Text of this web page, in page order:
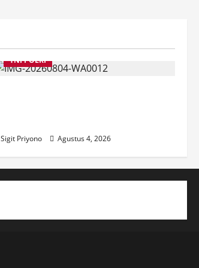
TNI POLRI
Sigit Priyono Agustus 4, 2026